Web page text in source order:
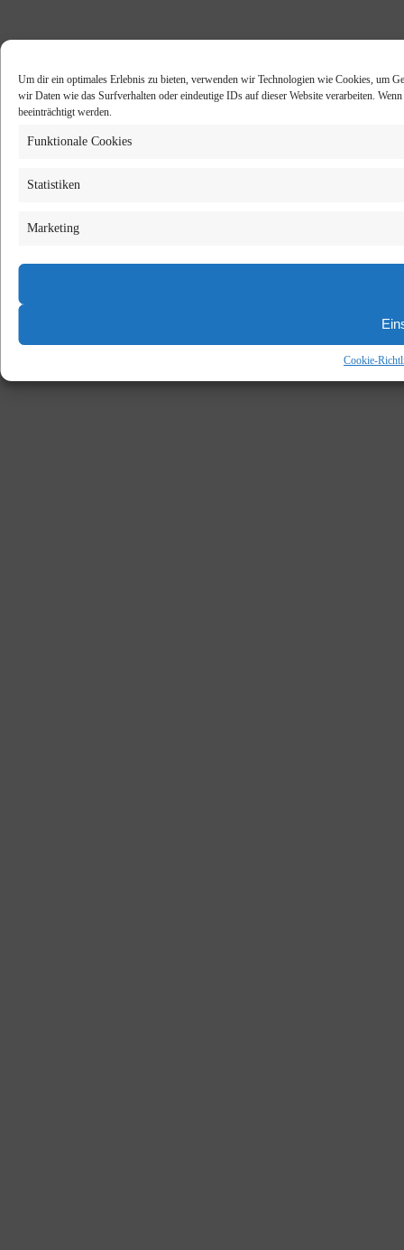
Um dir ein optimales Erlebnis zu bieten, verwenden wir Technologien wie Cookies, um
wir Daten wie das Surfverhalten oder eindeutige IDs auf dieser Website verarbeiten.
beeinträchtigt werden.
Funktionale Cookies
Statistiken
Marketing
Cookie-